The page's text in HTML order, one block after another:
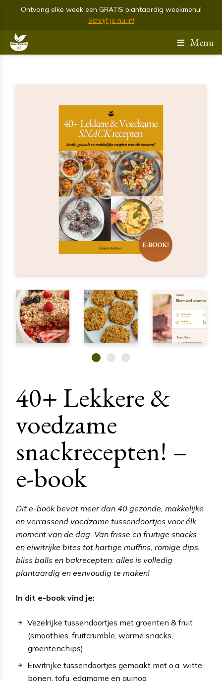
Ontvang elke week een GRATIS plantaardig weekmenu!
Schrijf je nu in!
Menu
40+ Lekkere &
voedzame
snackrecepten! –
e-book
Dit e-book bevat meer dan 40 gezonde, makkelijke
en verrassend voedzame tussendoortjes voor élk
moment van de dag. Van frisse en fruitige snacks
en eiwitrijke bites tot hartige muffins, romige dips,
bliss balls en bakrecepten: alles is volledig
plantaardig en eenvoudig te maken!
In dit e-book vind je:
Vezelrijke tussendoortjes met groenten & fruit
(smoothies, fruitcrumble, warme snacks,
groentenchips)
Eiwitrijke tussendoortjes gemaakt met o.a. witte
bonen, tofu, edamame en quinoa